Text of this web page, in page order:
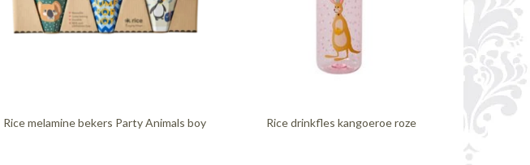
Rice melamine bekers Party Animals boy Rice drinkfles kangoeroe roze